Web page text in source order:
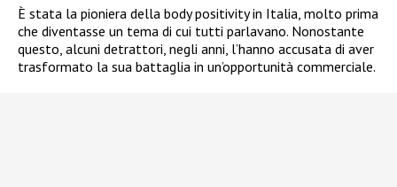
È stata la pioniera della body positivity in Italia, molto prima
che diventasse un tema di cui tutti parlavano. Nonostante
questo, alcuni detrattori, negli anni, l’hanno accusata di aver
trasformato la sua battaglia in un’opportunità commerciale.